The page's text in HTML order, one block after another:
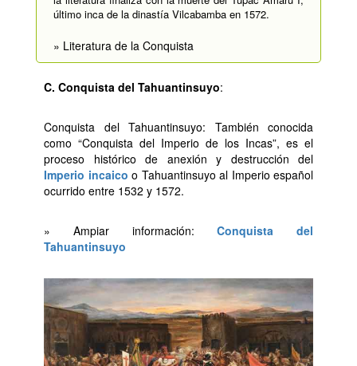
último inca de la dinastía Vilcabamba en 1572.
» Literatura de la Conquista
C. Conquista del Tahuantinsuyo:
Conquista del Tahuantinsuyo: También conocida
como “Conquista del Imperio de los Incas”, es el
proceso histórico de anexión y destrucción del
Imperio incaico o Tahuantinsuyo al Imperio español
ocurrido entre 1532 y 1572.
» Ampiar información:Conquista del
Tahuantinsuyo